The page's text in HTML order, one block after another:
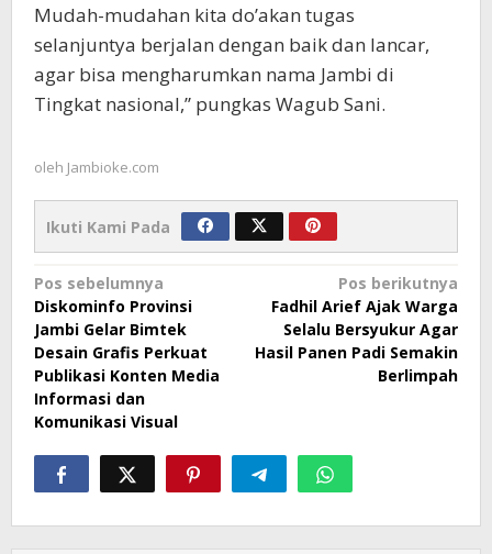
Mudah-mudahan kita do’akan tugas
selanjuntya berjalan dengan baik dan lancar,
agar bisa mengharumkan nama Jambi di
Tingkat nasional,” pungkas Wagub Sani.
oleh Jambioke.com
Ikuti Kami Pada
Navigasi
pos
Pos sebelumnya
Diskominfo Provinsi
Jambi Gelar Bimtek
Desain Grafis Perkuat
Publikasi Konten Media
Informasi dan
Komunikasi Visual
Pos berikutnya
Fadhil Arief Ajak Warga
Selalu Bersyukur Agar
Hasil Panen Padi Semakin
Berlimpah